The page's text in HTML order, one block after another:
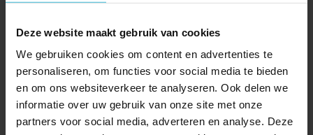
Deze website maakt gebruik van cookies
We gebruiken cookies om content en advertenties te
personaliseren, om functies voor social media te bieden
en om ons websiteverkeer te analyseren. Ook delen we
informatie over uw gebruik van onze site met onze
partners voor social media, adverteren en analyse. Deze
De onderzoeksplicht houdt in dat je eens per vier jaar
onderzoekt welke energiebesparende maatregelen je
moet nemen. Dit dien je digitaal te rapporteren bij de
RVO. Je moet in jouw rapportage ook aangeven welke
maatregelen je de voorafgaande periode al hebt
genomen.